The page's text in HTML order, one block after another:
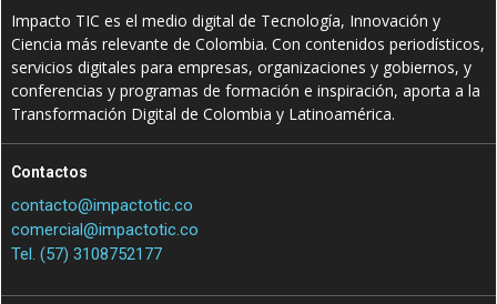
Impacto TIC es el medio digital de Tecnología, Innovación y
Ciencia más relevante de Colombia. Con contenidos periodísticos,
servicios digitales para empresas, organizaciones y gobiernos, y
conferencias y programas de formación e inspiración, aporta a la
Transformación Digital de Colombia y Latinoamérica.
Contactos
contacto@impactotic.co
comercial@impactotic.co
Tel. (57) 3108752177